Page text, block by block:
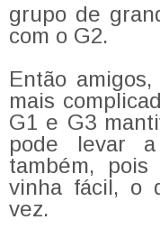
grupo de
com o G2.
Então
mais
G1 e G3
pode levar a
também, pois
vinha fácil, o
vez.